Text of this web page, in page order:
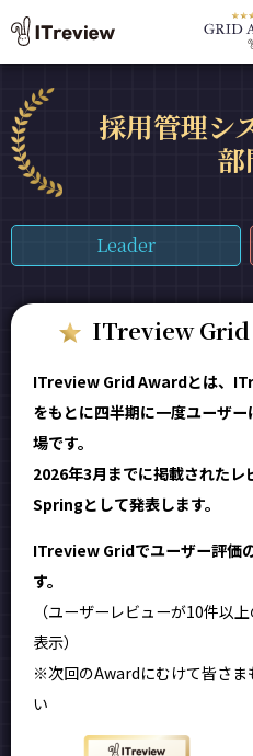
採用管理シ
部
Leader
ITreview Grid
ITreview Grid Awardとは、
をもとに四半期に一度ユーザ
場です。
2026年3月までに掲載された
Springとして発表します。
ITreview Gridでユーザー評価
す。
（ユーザーレビューが10件以
表示）
※次回のAwardにむけて皆さま
い